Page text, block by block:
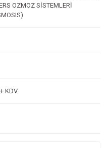
OZMOZ SİSTEMLERİ
KDV